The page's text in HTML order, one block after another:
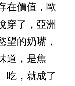
在價值，歐
穿了，亞洲
望的奶嘴，
道，是焦
吃，就成了